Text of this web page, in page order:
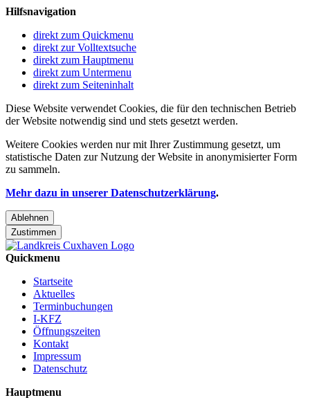
Hilfsnavigation
direkt zum Quickmenu
direkt zur Volltextsuche
direkt zum Hauptmenu
direkt zum Untermenu
direkt zum Seiteninhalt
Diese Website verwendet Cookies, die für den technischen Betrieb
der Website notwendig sind und stets gesetzt werden.
Weitere Cookies werden nur mit Ihrer Zustimmung gesetzt, um
statistische Daten zur Nutzung der Website in anonymisierter Form
zu sammeln.
Mehr dazu in unserer Datenschutzerklärung.
Ablehnen
Zustimmen
Quickmenu
Startseite
Aktuelles
Terminbuchungen
I-KFZ
Öffnungszeiten
Kontakt
Impressum
Datenschutz
Hauptmenu